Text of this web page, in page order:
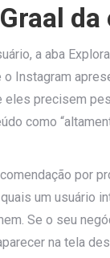
a aba
Instagram
precisem
como
por
um usuário
Se o seu
na tela